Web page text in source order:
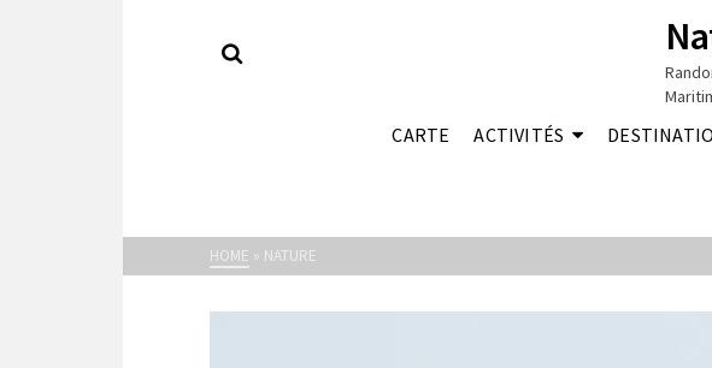
CARTE ACTIVITÉS
HOME » NATURE